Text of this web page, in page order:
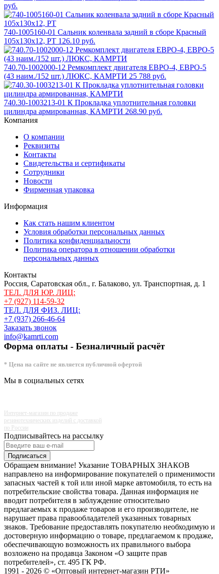
руб.
740-1005160-01 Сальник коленвала задний в сборе Красный
105х130х12, РТ 126.10 руб.
740.70-1002000-12 Ремкомплект двигателя ЕВРО-4, ЕВРО-5
(43 наим./152 шт.) ЛЮКС, КАМРТИ 25 788 руб.
740.30-1003213-01 К Прокладка уплотнительная головки
цилиндра армированная, КАМРТИ 268.90 руб.
Компания
О компании
Реквизиты
Контакты
Свидетельства и сертификаты
Сотрудники
Новости
Фирменная упаковка
Информация
Как стать нашим клиентом
Условия обработки персональных данных
Политика конфиденциальности
Политика оператора в отношении обработки
персональных данных
Контакты
Россия, Саратовская обл., г. Балаково, ул. Транспортная, д. 1
ТЕЛ. ДЛЯ ЮР. ЛИЦ:
+7 (927) 114-59-32
ТЕЛ. ДЛЯ ФИЗ. ЛИЦ:
+7 (937) 266-46-64
Заказать звонок
info@kamrti.com
Форма оплаты - Безналичный расчёт
* Цена на сайте не является публичной офертой
Мы в социальных сетях
Интернет-магазин по продаже
резинотехнических изделий с доставкой
по России
Подписывайтесь на рассылку
Подписаться
Обращаем внимание! Указание ТОВАРНЫХ ЗНАКОВ
направлено на информирование покупателей о применимости
запасных частей к той или иной марке автомобиля, то есть на
потребительские свойства товара. Данная информация не
вводит потребителя в заблуждение относительно
предлагаемых к продаже товаров и его производителе, не
нарушает права правообладателей указанных товарных
знаков. Требование предоставлять покупателю необходимую и
достоверную информацию о товаре, предлагаемом к продаже,
обеспечивающую возможность их правильного выбора
возложено на продавца Законом «О защите прав
потребителей», ст. 495 ГК РФ.
1991 - 2026 © «Оптовый интернет-магазин РТИ»